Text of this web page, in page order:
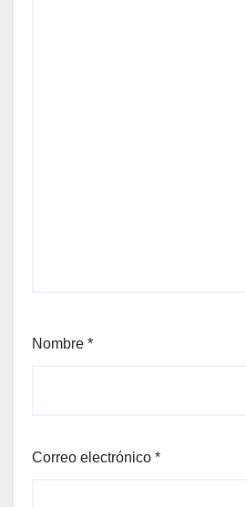
Nombre *
Correo electrónico *